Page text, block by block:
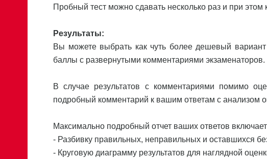
Пробный тест можно сдавать несколько раз и при
Результаты:
Вы можете выбрать как чуть более дешевый
баллы с развернутыми комментариями экзаменаторов.
В случае результатов с комментариями помимо
подробный комментарий к вашим ответам с анализом
Максимально подробный отчет ваших ответов
- Разбивку правильных, неправильных и оставшихся
- Круговую диаграмму результатов для наглядной